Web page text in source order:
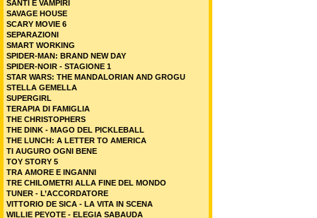
SANTI E VAMPIRI
SAVAGE HOUSE
SCARY MOVIE 6
SEPARAZIONI
SMART WORKING
SPIDER-MAN: BRAND NEW DAY
SPIDER-NOIR - STAGIONE 1
STAR WARS: THE MANDALORIAN AND GROGU
STELLA GEMELLA
SUPERGIRL
TERAPIA DI FAMIGLIA
THE CHRISTOPHERS
THE DINK - MAGO DEL PICKLEBALL
THE LUNCH: A LETTER TO AMERICA
TI AUGURO OGNI BENE
TOY STORY 5
TRA AMORE E INGANNI
TRE CHILOMETRI ALLA FINE DEL MONDO
TUNER - L’ACCORDATORE
VITTORIO DE SICA - LA VITA IN SCENA
WILLIE PEYOTE - ELEGIA SABAUDA